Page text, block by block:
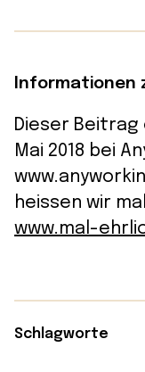
Informationen
Dieser
Mai 2018 bei
heissen wir
www.mal-
Schlagworte